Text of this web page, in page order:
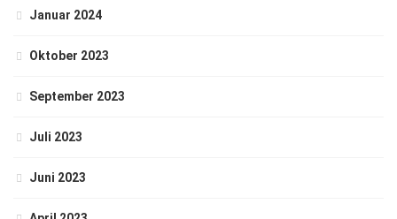
Januar 2024
Oktober 2023
September 2023
Juli 2023
Juni 2023